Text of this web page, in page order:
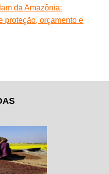
da Amazônia:
proteção, orçamento e